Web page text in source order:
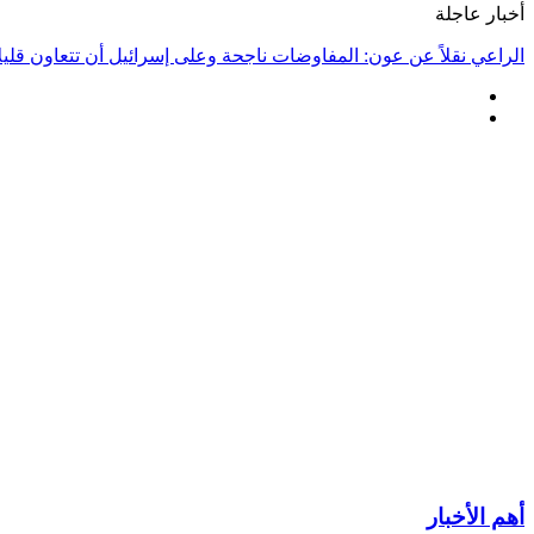
أخبار عاجلة
الراعي نقلاً عن عون: المفاوضات ناجحة وعلى إسرائيل أن تتعاون
أهم الأخبار